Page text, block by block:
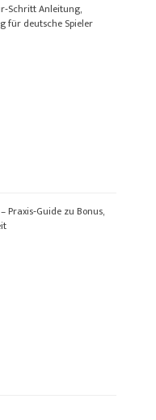
Anleitung,
für deutsche Spieler
zu Bonus,